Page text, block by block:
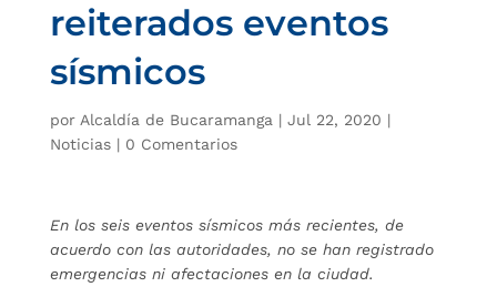
reiterados eventos
sísmicos
por Alcaldía de Bucaramanga | Jul 22, 2020 |
Noticias| 0 Comentarios
En los seis eventos sísmicos más recientes, de
acuerdo con las autoridades, no se han registrado
emergencias ni afectaciones en la ciudad.